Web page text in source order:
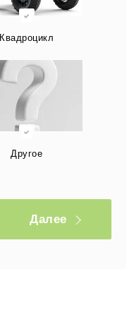
Квадроцикл
Другое
Далее